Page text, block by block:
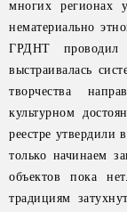
многих
нематериально
ГРДНТ проводил
выстраивалась
творчества
культурном
реестре
только начинаем
объектов пока
традициям